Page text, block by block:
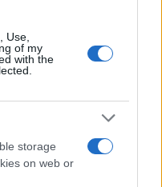
Use,
of my
with the
storage
on web or
választások